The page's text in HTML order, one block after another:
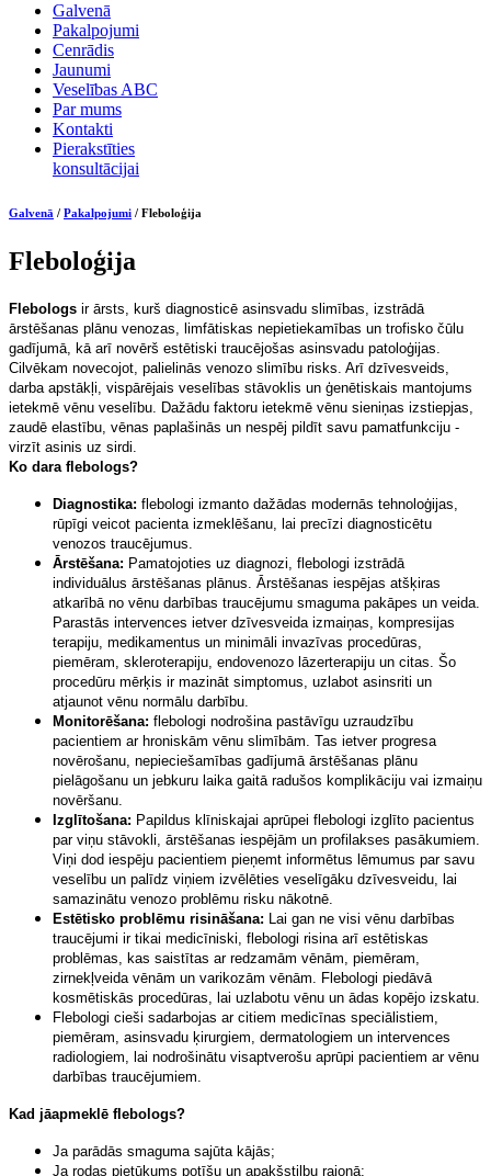
Galvenā
Pakalpojumi
Cenrādis
Jaunumi
Veselības ABC
Par mums
Kontakti
Pierakstīties
konsultācijai
Galvenā / Pakalpojumi / Fleboloģija
Fleboloģija
Flebologs ir ārsts, kurš diagnosticē asinsvadu slimības, izstrādā
ārstēšanas plānu venozas, limfātiskas nepietiekamības un trofisko čūlu
gadījumā, kā arī novērš estētiski traucējošas asinsvadu patoloģijas.
Cilvēkam novecojot, palielinās venozo slimību risks. Arī dzīvesveids,
darba apstākļi, vispārējais veselības stāvoklis un ģenētiskais mantojums
ietekmē vēnu veselību. Dažādu faktoru ietekmē vēnu sieniņas izstiepjas,
zaudē elastību, vēnas paplašinās un nespēj pildīt savu pamatfunkciju -
virzīt asinis uz sirdi.
Ko dara flebologs?
Diagnostika: flebologi izmanto dažādas modernās tehnoloģijas,
rūpīgi veicot pacienta izmeklēšanu, lai precīzi diagnosticētu
venozos traucējumus.
Ārstēšana: Pamatojoties uz diagnozi, flebologi izstrādā
individuālus ārstēšanas plānus. Ārstēšanas iespējas atšķiras
atkarībā no vēnu darbības traucējumu smaguma pakāpes un veida.
Parastās intervences ietver dzīvesveida izmaiņas, kompresijas
terapiju, medikamentus un minimāli invazīvas procedūras,
piemēram, skleroterapiju, endovenozo lāzerterapiju un citas. Šo
procedūru mērķis ir mazināt simptomus, uzlabot asinsriti un
atjaunot vēnu normālu darbību.
Monitorēšana: flebologi nodrošina pastāvīgu uzraudzību
pacientiem ar hroniskām vēnu slimībām. Tas ietver progresa
novērošanu, nepieciešamības gadījumā ārstēšanas plānu
pielāgošanu un jebkuru laika gaitā radušos komplikāciju vai izmaiņu
novēršanu.
Izglītošana: Papildus klīniskajai aprūpei flebologi izglīto pacientus
par viņu stāvokli, ārstēšanas iespējām un profilakses pasākumiem.
Viņi dod iespēju pacientiem pieņemt informētus lēmumus par savu
veselību un palīdz viņiem izvēlēties veselīgāku dzīvesveidu, lai
samazinātu venozo problēmu risku nākotnē.
Estētisko problēmu risināšana: Lai gan ne visi vēnu darbības
traucējumi ir tikai medicīniski, flebologi risina arī estētiskas
problēmas, kas saistītas ar redzamām vēnām, piemēram,
zirnekļveida vēnām un varikozām vēnām. Flebologi piedāvā
kosmētiskās procedūras, lai uzlabotu vēnu un ādas kopējo izskatu.
Flebologi cieši sadarbojas ar citiem medicīnas speciālistiem,
piemēram, asinsvadu ķirurgiem, dermatologiem un intervences
radiologiem, lai nodrošinātu visaptverošu aprūpi pacientiem ar vēnu
darbības traucējumiem.
Kad jāapmeklē flebologs?
Ja parādās smaguma sajūta kājās;
Ja rodas pietūkums potīšu un apakšstilbu rajonā;